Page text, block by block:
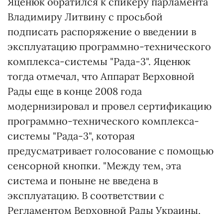
Владимиру Литвину с просьбой
подписать распоряжение о введении в
эксплуатацию программно-технического
комплекса-системы "Рада-3". Яценюк
тогда отмечал, что Аппарат Верховной
Рады еще в конце 2008 года
модернизировал и провел сертификацию
программно-технического комплекса-
системы "Рада-3", которая
предусматривает голосование с помощью
сенсорной кнопки. "Между тем, эта
система и поныне не введена в
эксплуатацию. В соответствии с
Регламентом Верховной Рады Украины,